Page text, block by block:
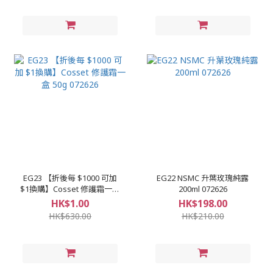
EG23 【折後每 $1000 可加
$1換購】Cosset 修護霜一盒
50g 072626
HK$1.00
HK$630.00
EG22 NSMC 升葉玫瑰純露
200ml 072626
HK$198.00
HK$210.00